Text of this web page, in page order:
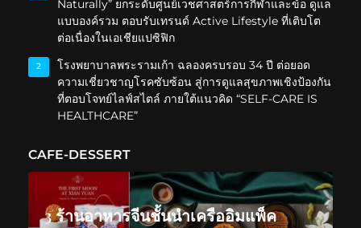
Naturally” ยกระดับศูนย์เวชศาสตร์การกีฬาและข้อ ดูแล
แบบองค์รวม ตอบรับเทรนด์ Active Lifestyle ที่เติบโต
ต่อเนื่องในเอเชียแปซิฟิก
2
โรงพยาบาลพระรามเก้า ฉลองครบรอบ 34 ปี ต่อยอด
ความเชี่ยวชาญโรคซับซ้อน สู่การดูแลสุขภาพเชิงป้องกัน
ที่ตอบโจทย์ไลฟ์สไตล์ ภายใต้แนวคิด “SELF-CARE IS
HEALTHCARE”
CAFE-DESSERT
3 ร้านอาหารจีนชั้นนำเครืออิมแพ็ค